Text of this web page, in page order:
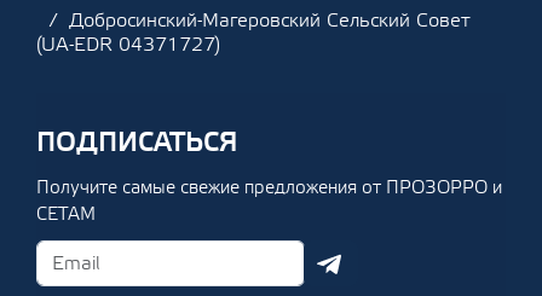
Добросинский-Магеровский Сельский Совет
(UA-EDR 04371727)
ПОДПИСАТЬСЯ
Получите самые свежие предложения от ПРОЗОРРО и
СЕТАМ